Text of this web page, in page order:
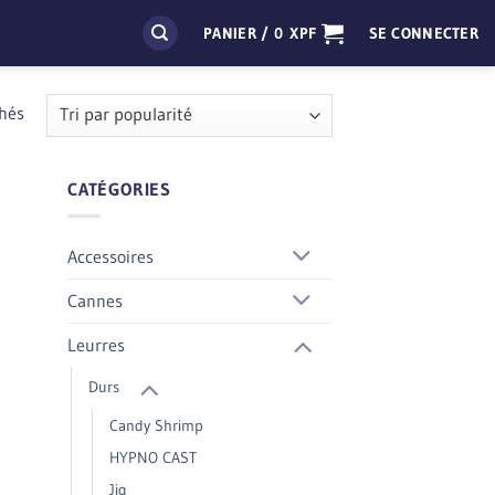
PANIER / 0XPF SE CONNECTER
Trié
par
CATÉGORIES
Accessoires
Cannes
Leurres
Durs
Candy Shrimp
HYPNO CAST
Jig